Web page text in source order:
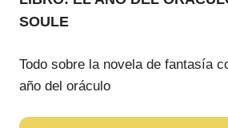
SOULE
Todo sobre la novela de fantasía
año del oráculo